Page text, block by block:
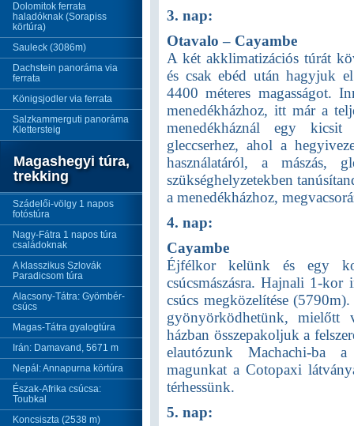
Dolomitok ferrata
haladóknak (Sorapiss
körtúra)
Sauleck (3086m)
Dachstein panoráma via
ferrata
Königsjodler via ferrata
Salzkammerguti panoráma
Klettersteig
Magashegyi túra,
trekking
Szádelői-völgy 1 napos
fotóstúra
Nagy-Fátra 1 napos túra
családoknak
A klasszikus Szlovák
Paradicsom túra
Alacsony-Tátra: Gyömbér-
csúcs
Magas-Tátra gyalogtúra
Irán: Damavand, 5671 m
Nepál: Annapurna körtúra
Észak-Afrika csúcsa:
Toubkal
Koncsiszta (2538 m)
3. nap:
Otavalo – Cayambe
A két akklimatizációs túrát
és csak ebéd után hagyjuk
4400 méteres magasságot.
menedékházhoz, itt már a
menedékháznál egy
gleccserhez, ahol a
használatáról, a mászás,
szükséghelyzetekben
a menedékházhoz,
4. nap:
Cayambe
Éjfélkor kelünk és egy
csúcsmászásra. Hajnali 1-
csúcs megközelítése
gyönyörködhetünk, mielőtt
házban összepakoljuk a
elautózunk Machachi-ba
magunkat a Cotopaxi
térhessünk.
5. nap: